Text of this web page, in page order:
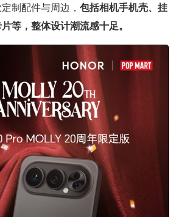
制配件与周边， 包括相机手机壳、挂
等，整体设计潮流感十足。